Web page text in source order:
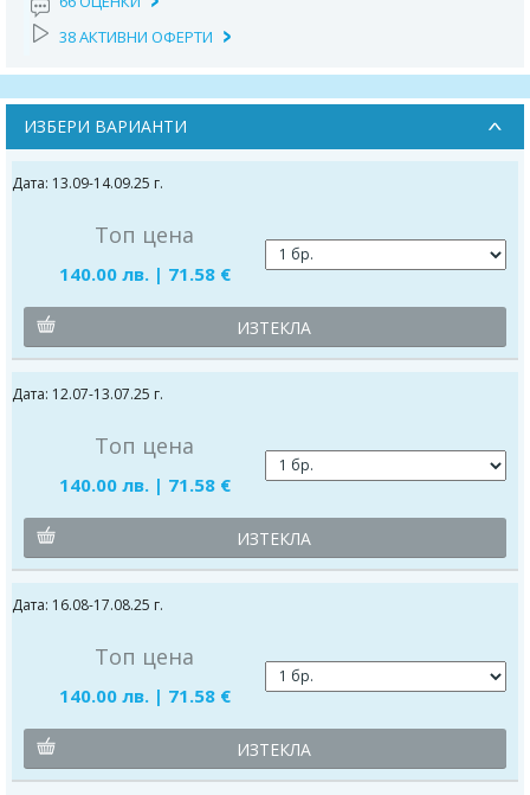
38 АКТИВНИ ОФЕРТИ
ИЗБЕРИ ВАРИАНТИ
Дата: 13.09-14.09.25 г.
Топ цена
140.00 лв. | 71.58 €
ИЗТЕКЛА
Дата: 12.07-13.07.25 г.
Топ цена
140.00 лв. | 71.58 €
ИЗТЕКЛА
Дата: 16.08-17.08.25 г.
Топ цена
140.00 лв. | 71.58 €
ИЗТЕКЛА